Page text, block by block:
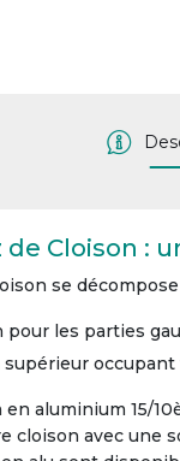
de Cloison :
se
pour les parties
supérieur
en aluminium 15/
cloison avec une